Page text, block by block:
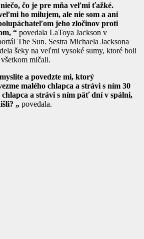
čo je pre mňa veľmi ťažké.
ho milujem, ale nie som a ani
jeho zločinov proti
“ povedala LaToya Jackson v
The Sun. Sestra Michaela Jacksona
šeky na veľmi vysoké sumy, ktoré boli
mlčali.
a povedzte mi, ktorý
malého chlapca a strávi s ním 30
chlapca a strávi s ním päť dní v spálni,
„ povedala.